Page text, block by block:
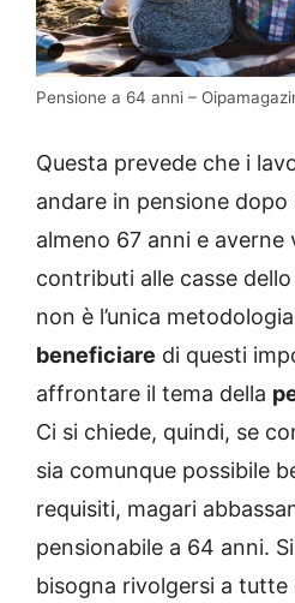
Pensione a 64 anni –
Questa prevede che i
andare in pensione
almeno 67 anni e averne
contributi alle casse
non è l’unica
beneficiare di questi
affrontare il tema della
Ci si chiede, quindi, se
sia comunque possibile
requisiti, magari
pensionabile a 64 anni.
bisogna rivolgersi a